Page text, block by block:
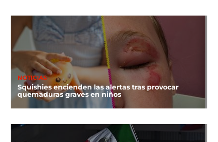
NOTICIAS
Squishies encienden las alertas tras provocar
quemaduras graves en niños